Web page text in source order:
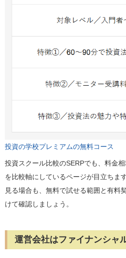
投資の学校プレミアムの無料コース
投資スクール比較のSERPでも、料金
を比較軸にしているページが目立ちま
見る場合も、無料で試せる範囲と有料
けて確認しましょう。
運営会社はファイナンシャ